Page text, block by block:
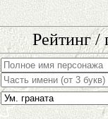
Рейтинг /